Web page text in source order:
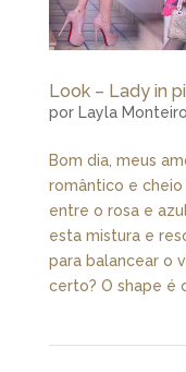
Look – Lady in
por Layla Monteiro
Bom dia, meus
romântico e cheio
entre o rosa e
esta mistura e
para balancear o
certo? O shape é